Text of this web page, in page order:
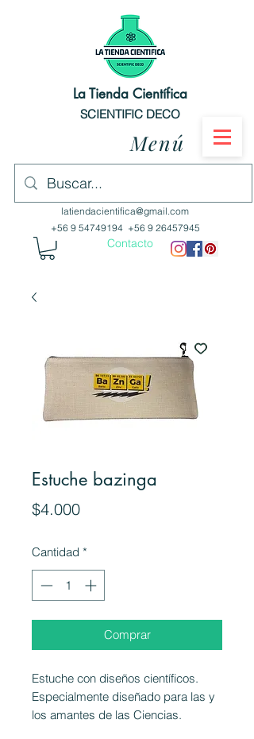
La Tienda Científica
SCIENTIFIC DECO
Menú
latiendacientifica@gmail.com
+56 9 54749194 +56 9 26457945
Contacto
Estuche bazinga
$4.000Precio
Cantidad *
Comprar
Estuche con diseños científicos.
Especialmente diseñado para las y
los amantes de las Ciencias.